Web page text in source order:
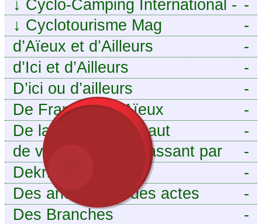
-
↓ Cyclo-Camping International -
Le voyage à vélo
-
↓ Cyclotourisme Mag
-
d’Aïeux et d’Ailleurs
-
d’Ici et d’Ailleurs
-
D’ici ou d’ailleurs
-
De France et d’Aïeux
-
De la Baïse à l’Escaut
-
de vous aieux en passant par
moi
-
Dekri
-
Des ancêtres et des actes
-
Des Branches